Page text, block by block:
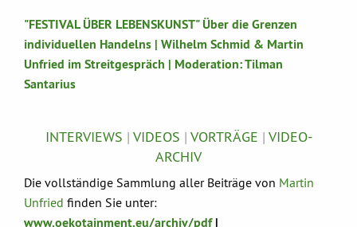
"FESTIVAL ÜBER LEBENSKUNST" Über die Grenzen
individuellen Handelns | Wilhelm Schmid & Martin
Unfried im Streitgespräch | Moderation: Tilman
Santarius
INTERVIEWS | VIDEOS | VORTRÄGE | VIDEO-
ARCHIV
Die vollständige Sammlung aller Beiträge von Martin
Unfried finden Sie unter:
www.oekotainment.eu/archiv/pdf|